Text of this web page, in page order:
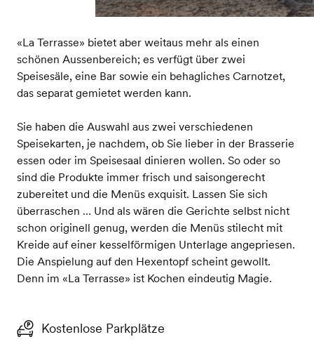
«La Terrasse» bietet aber weitaus mehr als einen
schönen Aussenbereich; es verfügt über zwei
Speisesäle, eine Bar sowie ein behagliches Carnotzet,
das separat gemietet werden kann.
Sie haben die Auswahl aus zwei verschiedenen
Speisekarten, je nachdem, ob Sie lieber in der Brasserie
essen oder im Speisesaal dinieren wollen. So oder so
sind die Produkte immer frisch und saisongerecht
zubereitet und die Menüs exquisit. Lassen Sie sich
überraschen … Und als wären die Gerichte selbst nicht
schon originell genug, werden die Menüs stilecht mit
Kreide auf einer kesselförmigen Unterlage angepriesen.
Die Anspielung auf den Hexentopf scheint gewollt.
Denn im «La Terrasse» ist Kochen eindeutig Magie.
Kostenlose Parkplätze